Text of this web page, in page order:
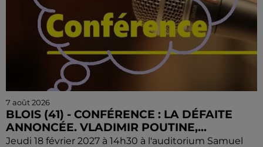
7 août 2026
BLOIS (41) - CONFÉRENCE : LA DÉFAITE
ANNONCÉE. VLADIMIR POUTINE,...
Jeudi 18 février 2027 à 14h30 à l'auditorium Samuel